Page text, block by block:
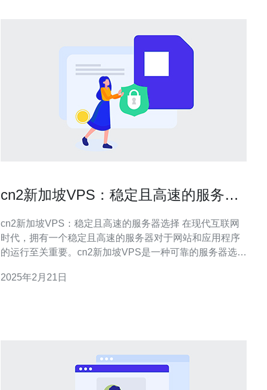
cn2新加坡VPS：稳定且高速的服务器
cn2新加坡VPS：稳定且高速的服务器选择 在现代互联网
时代，拥有一个稳定且高速的服务器对于网站和应用程序
的运行至关重要。cn2新加坡VPS是一种可靠的服务器选
新加坡VPS的特点和优势，以及为什么它是一个值得考虑
2025年2月21日